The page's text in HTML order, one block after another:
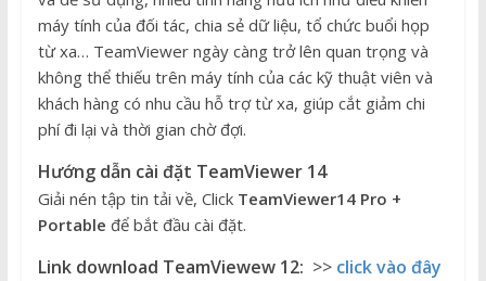
máy tính của đối tác, chia sẻ dữ liệu, tổ chức buổi họp
từ xa… TeamViewer ngày càng trở lên quan trọng và
không thể thiếu trên máy tính của các kỹ thuật viên và
khách hàng có nhu cầu hỗ trợ từ xa, giúp cắt giảm chi
phí đi lại và thời gian chờ đợi.
Hướng dẫn cài đặt TeamViewer 14
Giải nén tập tin tải về, Click TeamViewer14 Pro +
Portable để bắt đầu cài đặt.
Link download TeamViewew 12: >> click vào đây